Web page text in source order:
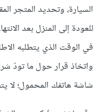
السيارة، وتحديد المتجر
للعودة إلى المنزل بعد
في الوقت الذي يتطلبه
واتخاذ قرار حول ما تودّ
شاشة هاتفك المحمول؛ لا